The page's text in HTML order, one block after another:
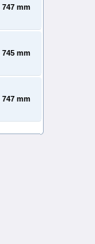
747 mm
745 mm
747 mm